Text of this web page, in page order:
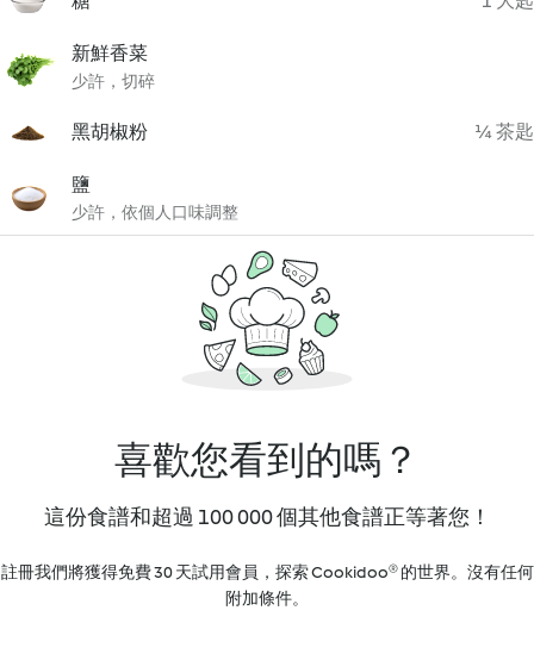
新鮮香菜
少許，切碎
黑胡椒粉 ¼ 茶匙
鹽
少許，依個人口味調整
喜歡您看到的嗎？
這份食譜和超過 100 000 個其他食譜正等著您！
註冊我們將獲得免費 30 天試用會員，探索 Cookidoo® 的世界。沒有任何
附加條件。